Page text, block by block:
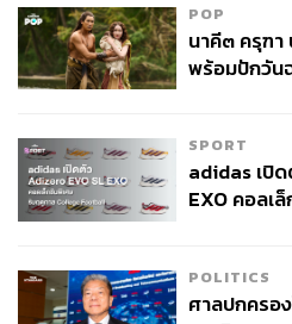
TAGS: คณะกรรมการป้องกันและปร
(ป.ป.ช.)
กรรมาธิการป้องกันปราบปร
ชอบ (กมธ.ป.ป.ช.)
POP
นาคี๓ ครุฑ
พร้อมปักวัน
SPORT
adidas เปิ
EXO คอลเ
POLITICS
ศาลปกครอ